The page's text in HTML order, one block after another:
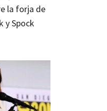
la forja de
y Spock